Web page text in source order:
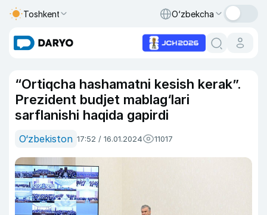
Toshkent O‘zbekcha
“Ortiqcha hashamatni kesish kerak”.
Prezident budjet mablag‘lari
sarflanishi haqida gapirdi
O‘zbekiston 17:52 / 16.01.2024 11017